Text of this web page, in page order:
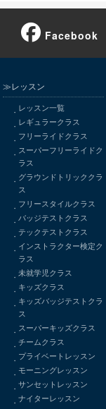
Facebook
≫レッスン
レッスン一覧
レギュラークラス
フリーライドクラス
スーパーフリーライドク
ラス
グラウンドトリッククラ
ス
フリースタイルクラス
バッジテストクラス
テックテストクラス
インストラクター検定ク
ラス
未就学児クラス
キッズクラス
キッズバッジテストクラ
ス
スーパーキッズクラス
チームクラス
プライベートレッスン
モーニングレッスン
サンセットレッスン
ナイターレッスン